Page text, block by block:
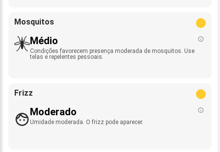
Mosquitos
Médio
Condições favorecem presença moderada de mosquitos. Use
telas e repelentes pessoais.
Frizz
Moderado
Umidade moderada. O frizz pode aparecer.